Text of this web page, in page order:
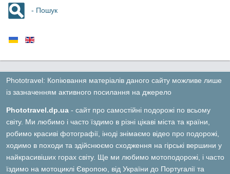
- Пошук
Phototravel: Копіювання матеріалів даного сайту можливе лише
із зазначенням активного посилання на джерело
Phototravel.dp.ua - сайт про самостійні подорожі по всьому
світу. Ми любимо і часто їздимо в різні цікаві міста та країни,
робимо красиві фотографії, іноді знімаємо відео про подорожі,
ходимо в походи та здійснюємо сходження на гірські вершини у
найкрасивіших горах світу. Ще ми любимо мотоподорожі, і часто
їздимо на мотоциклі Європою, від України до Португалії та